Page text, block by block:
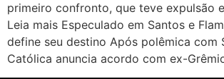
primeiro confronto, que teve expulsão
Leia mais Especulado em Santos e
define seu destino Após polêmica com
Católica anuncia acordo com ex-